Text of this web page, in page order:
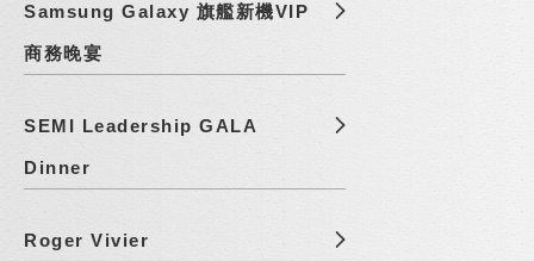
Samsung Galaxy 旗艦新機VIP
商務晚宴
SEMI Leadership GALA
Dinner
Roger Vivier